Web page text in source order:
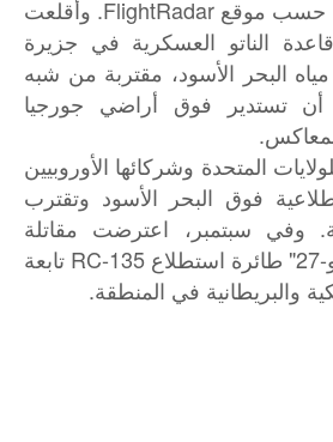
فوق منطقة التمرين، حسب موقع FlightRadar. وأقلعت
الناتو العسكرية في جزيرة
البحر الأسود، مقتربة من شبه
أن تستدير فوق أراضي جورجيا
المتحدة وشركائها الأوروبيين
فوق البحر الأسود وتقترب
وفي سبتمبر، اعترضت مقاتلة
روسية من طراز "سو-27" طائرة استطلاع RC-135 تابعة
والبريطانية في المنطقة.